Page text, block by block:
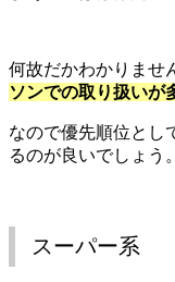
何故だかわかりませ
ソンでの取り扱いが
なので優先順位とし
るのが良いでしょう。
スーパー系